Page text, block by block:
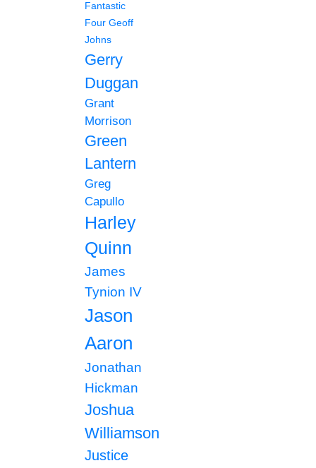
Fantastic
Four Geoff
Johns
Gerry
Duggan
Grant
Morrison
Green
Lantern
Greg
Capullo
Harley
Quinn
James
Tynion IV
Jason
Aaron
Jonathan
Hickman
Joshua
Williamson
Justice